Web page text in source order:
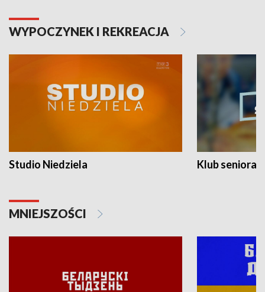
WYPOCZYNEK I REKREACJA
Studio Niedziela Klub seniora
MNIEJSZOŚCI